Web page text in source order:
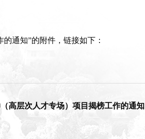
通知”的附件，链接如下：
高层次人才专场）项目揭榜工作的通知